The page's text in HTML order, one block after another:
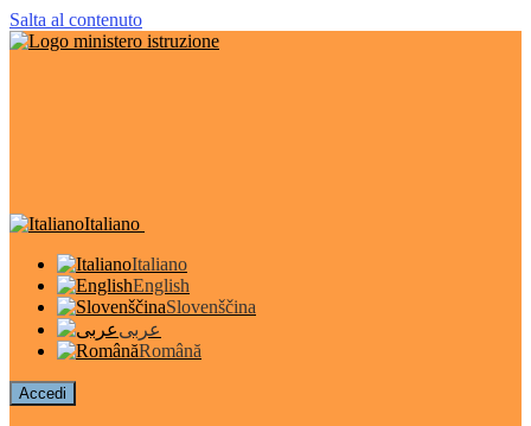
Salta al contenuto
Italiano
Italiano
English
Slovenščina
عربى
Română
Accedi